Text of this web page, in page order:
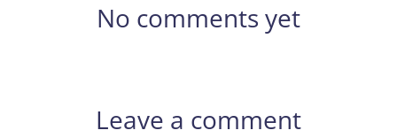
No comments yet
Leave a comment